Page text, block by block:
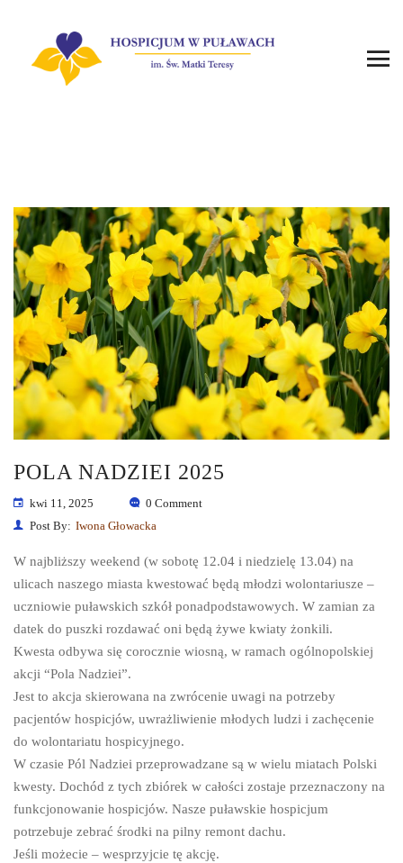
POLA NADZIEI 2025
kwi 11, 2025
0 Comment
Post By: Iwona Głowacka
W najbliższy weekend (w sobotę 12.04 i niedzielę 13.04) na
ulicach naszego miasta kwestować będą młodzi wolontariusze –
uczniowie puławskich szkół ponadpodstawowych. W zamian za
datek do puszki rozdawać oni będą żywe kwiaty żonkili.
Kwesta odbywa się corocznie wiosną, w ramach ogólnopolskiej
akcji “Pola Nadziei”.
Jest to akcja skierowana na zwrócenie uwagi na potrzeby
pacjentów hospicjów, uwrażliwienie młodych ludzi i zachęcenie
do wolontariatu hospicyjnego.
W czasie Pól Nadziei przeprowadzane są w wielu miatach Polski
kwesty. Dochód z tych zbiórek w całości zostaje przeznaczony na
funkcjonowanie hospicjów. Nasze puławskie hospicjum
potrzebuje zebrać środki na pilny remont dachu.
Jeśli możecie – wesprzyjcie tę akcję.